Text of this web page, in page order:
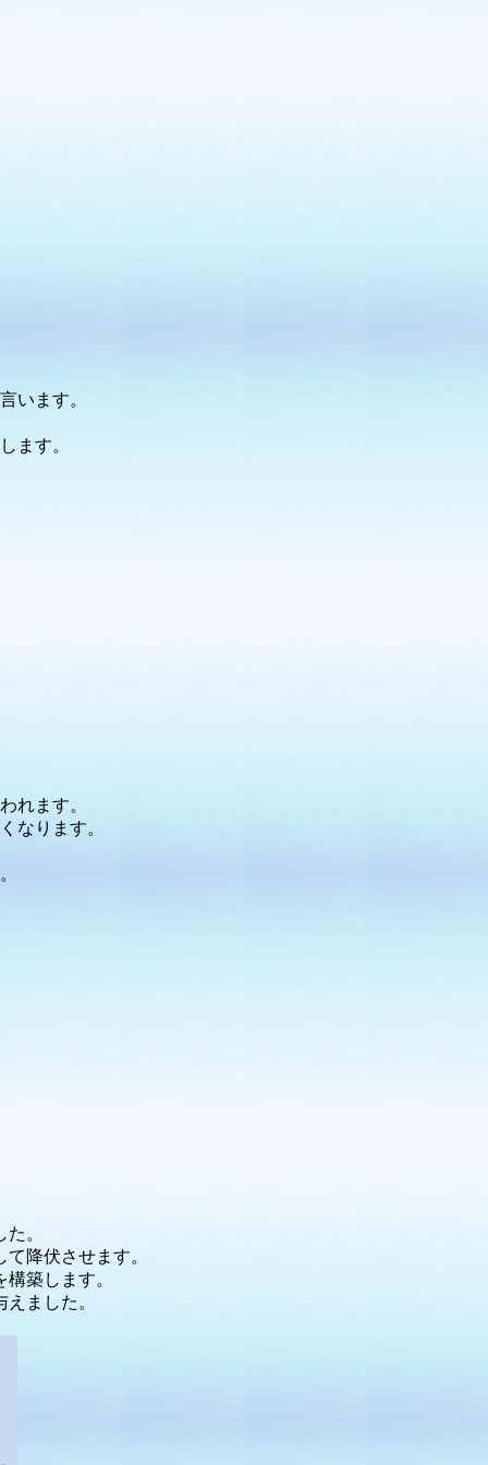
います。
ます。
れます。
なります。
。
降伏させます。
築します。
ました。